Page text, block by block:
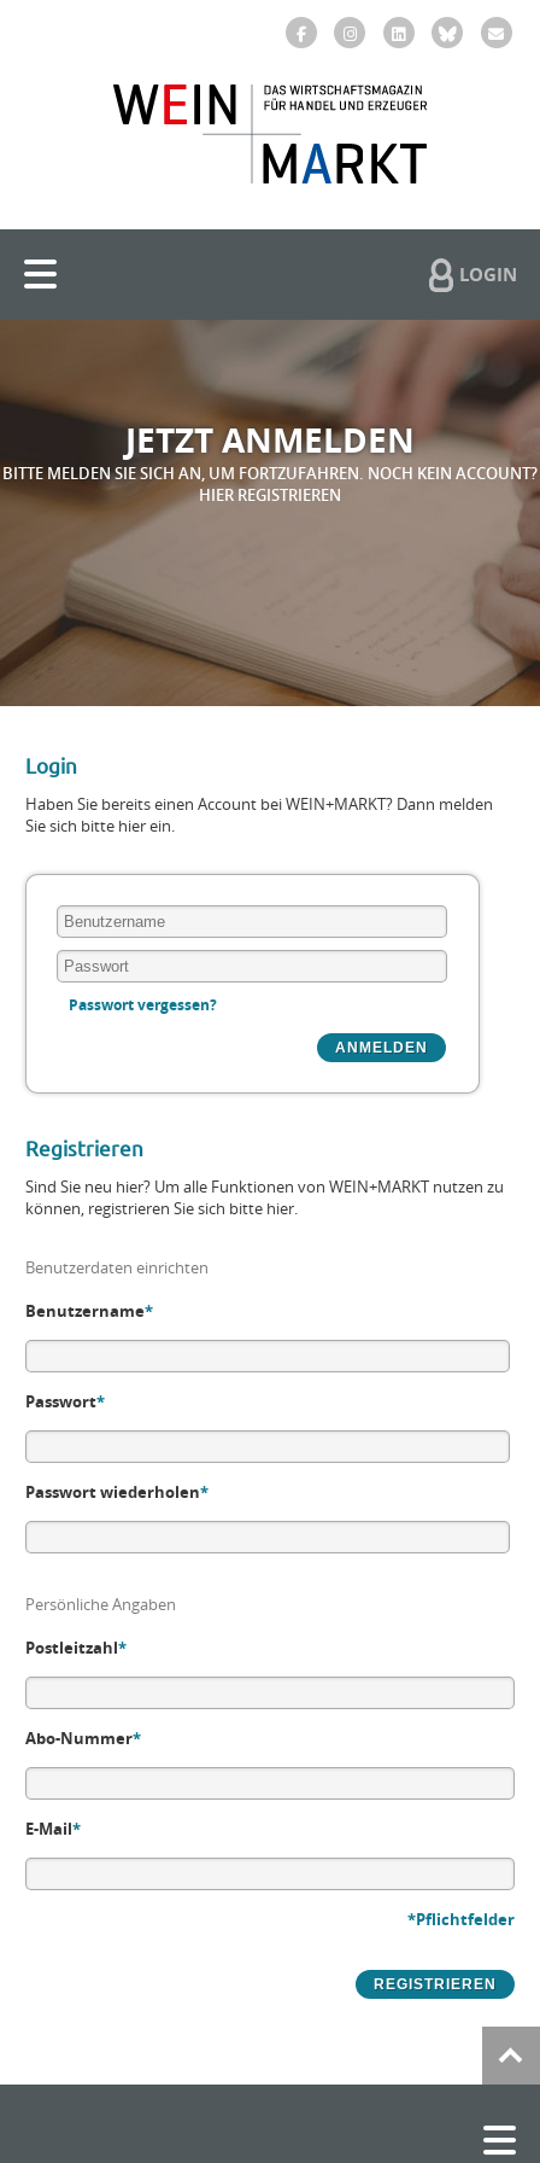
LOGIN
JETZT ANMELDEN
BITTE MELDEN SIE SICH AN, UM FORTZUFAHREN. NOCH KEIN ACCOUNT?
HIER REGISTRIEREN
Login
Haben Sie bereits einen Account bei WEIN+MARKT? Dann melden
Sie sich bitte hier ein.
Passwort vergessen?
Registrieren
Sind Sie neu hier? Um alle Funktionen von WEIN+MARKT nutzen zu
können, registrieren Sie sich bitte hier.
Benutzerdaten einrichten
Benutzername*
Passwort*
Passwort wiederholen*
Persönliche Angaben
Postleitzahl*
Abo-Nummer*
E-Mail*
*Pflichtfelder